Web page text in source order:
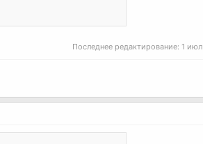
Последнее редактирование: 1